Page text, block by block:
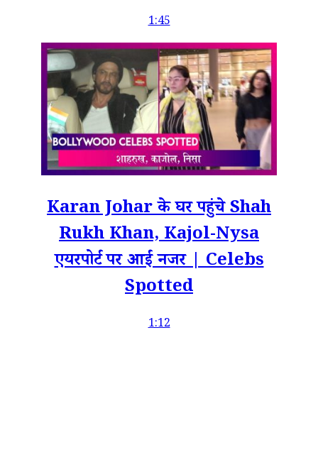
1:45
Karan Johar के घर पहुंचे Shah
Rukh Khan, Kajol-Nysa
एयरपोर्ट पर आईं नजर | Celebs
Spotted
1:12